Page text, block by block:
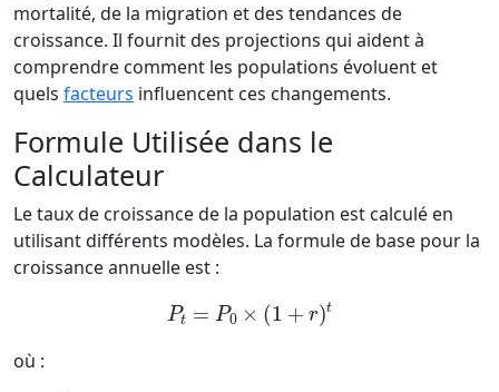
mortalité, de la migration et des tendances de
croissance. Il fournit des projections qui aident à
comprendre comment les populations évoluent et
quels facteurs influencent ces changements.
Formule Utilisée dans le
Calculateur
Le taux de croissance de la population est calculé en
utilisant différents modèles. La formule de base pour la
croissance annuelle est :
=P 0× 1+ r t
où :